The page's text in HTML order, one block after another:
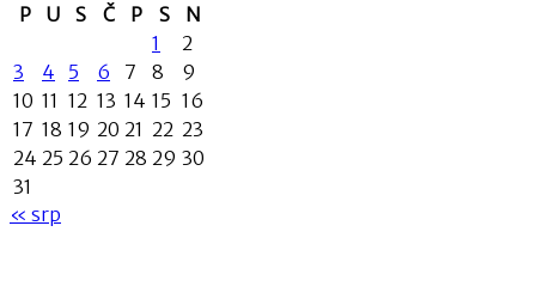
P
U S Č P S
N
1
2
3
4 5 6 7 8
9
10 11 12 13 14 15 16
17 18 19 20 21 22 23
24 25 26 27 28 29 30
31
« srp